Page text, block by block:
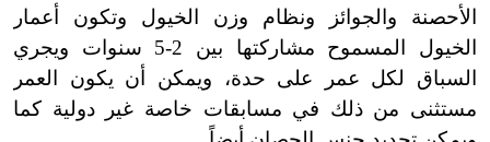
الأحصنة والجوائز ونظام وزن الخيول وتكون أعمار
الخيول المسموح مشاركتها بين 2-5 سنوات ويجري
السباق لكل عمر على حدة، ويمكن أن يكون العمر
مستثنى من ذلك في مسابقات خاصة غير دولية كما